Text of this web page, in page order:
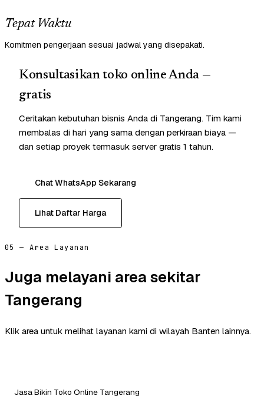
Tepat Waktu
Komitmen pengerjaan sesuai jadwal yang disepakati.
Konsultasikan toko online Anda —
gratis
Ceritakan kebutuhan bisnis Anda di Tangerang. Tim kami
membalas di hari yang sama dengan perkiraan biaya —
dan setiap proyek termasuk server gratis 1 tahun.
Chat WhatsApp Sekarang
Lihat Daftar Harga
05 — Area Layanan
Juga melayani area sekitar
Tangerang
Klik area untuk melihat layanan kami di wilayah Banten lainnya.
Jasa Bikin Toko Online Tangerang